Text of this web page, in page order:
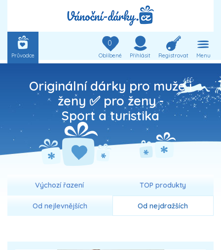
Průvodce
0
Oblíbené Přihlásit Registrovat Menu
Originální dárky pro muže i
ženy ✅ pro ženy -
Sport a turistika
Výchozí řazení TOP produkty
Od nejlevnějších Od nejdražších